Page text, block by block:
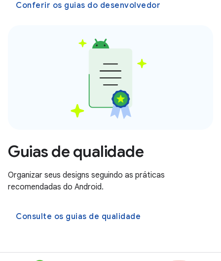
Conferir os guias do desenvolvedor
Guias de qualidade
Organizar seus designs seguindo as práticas
recomendadas do Android.
Consulte os guias de qualidade